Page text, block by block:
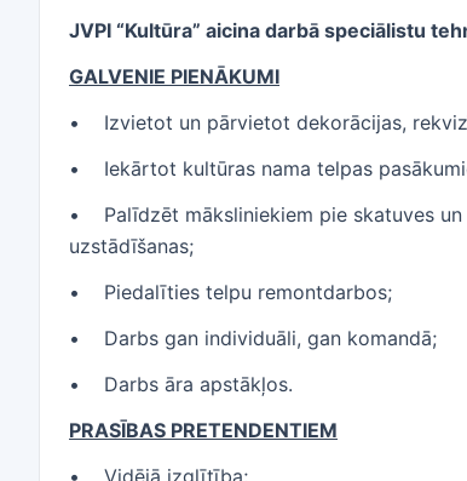
JVPI “Kultūra” aicina darbā speciālistu
GALVENIE PIENĀKUMI
• Izvietot un pārvietot dekorācijas,
• Iekārtot kultūras nama telpas
• Palīdzēt māksliniekiem pie skatuves
uzstādīšanas;
• Piedalīties telpu remontdarbos;
• Darbs gan individuāli, gan komandā;
• Darbs āra apstākļos.
PRASĪBAS PRETENDENTIEM
• Vidējā izglītība;